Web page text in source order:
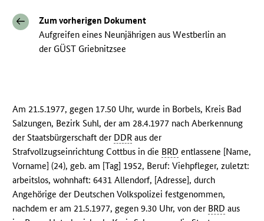
Zum vorherigen Dokument
Aufgreifen eines Neunjährigen aus Westberlin an
der GÜST Griebnitzsee
Am 21.5.1977, gegen 17.50 Uhr, wurde in Borbels, Kreis Bad
Salzungen, Bezirk Suhl, der am 28.4.1977 nach Aberkennung
der Staatsbürgerschaft der DDR aus der
Strafvollzugseinrichtung Cottbus in die BRD entlassene [Name,
Vorname] (24), geb. am [Tag] 1952, Beruf: Viehpfleger, zuletzt:
arbeitslos, wohnhaft: 6431 Allendorf, [Adresse], durch
Angehörige der Deutschen Volkspolizei festgenommen,
nachdem er am 21.5.1977, gegen 9.30 Uhr, von der BRD aus